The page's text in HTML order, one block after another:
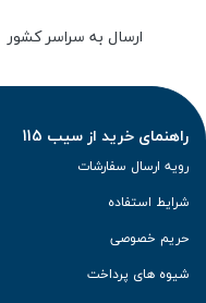
ارسال به سراسر کشور
راهنمای خرید از سیب 115
رویه ارسال سفارشات
شرایط استفاده
حریم خصوصی
شیوه های پرداخت